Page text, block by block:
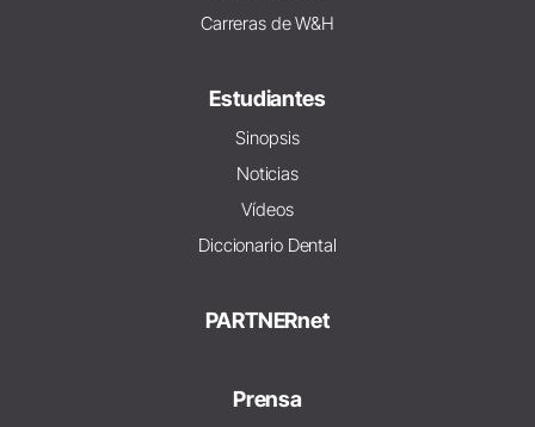
Carreras de W&H
Estudiantes
Sinopsis
Noticias
Vídeos
Diccionario Dental
PARTNERnet
Prensa